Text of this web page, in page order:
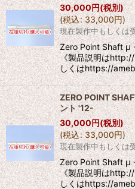
30,000円(税別)
(税込: 33,000円)
現在製作中もしくは
Zero Point Shaft μ
《製品説明は
しくはhttps://
ZERO POINT
ント '12-
30,000円(税別)
(税込: 33,000円)
現在製作中もしくは
Zero Point Shaft μ
《製品説明は
しくはhttps://